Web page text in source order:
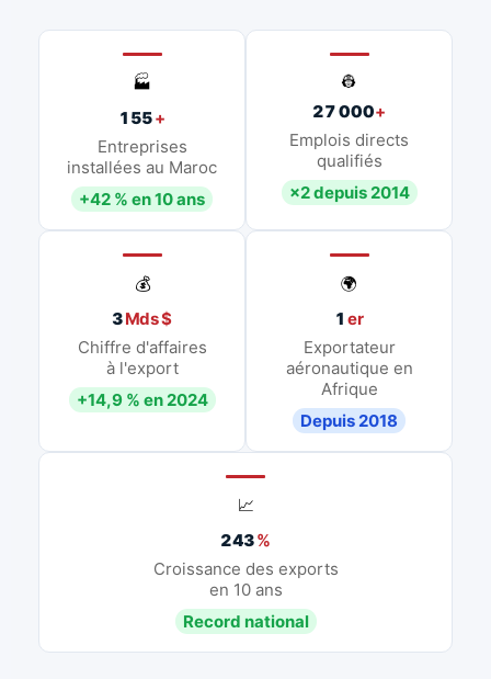
🏭
155+
Entreprises
installées au Maroc
+42 % en 10 ans
👷
27 000+
Emplois directs
qualifiés
×2 depuis 2014
💰
3Mds $
Chiffre d'affaires
à l'export
+14,9 % en 2024
🌍
1 er
Exportateur
aéronautique en
Afrique
Depuis 2018
📈
243%
Croissance des exports
en 10 ans
Record national